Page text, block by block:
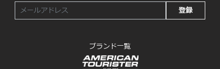
登録
ブランド一覧